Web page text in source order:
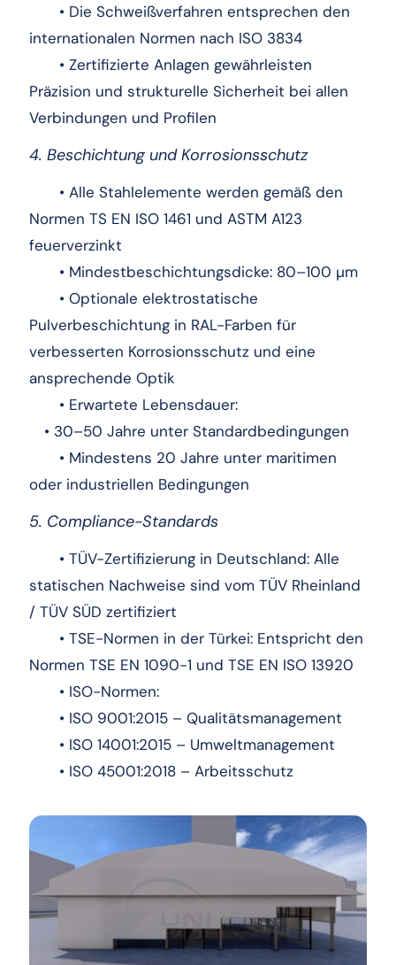
• Die Schweißverfahren entsprechen den
internationalen Normen nach ISO 3834
• Zertifizierte Anlagen gewährleisten
Präzision und strukturelle Sicherheit bei allen
Verbindungen und Profilen
4. Beschichtung und Korrosionsschutz
• Alle Stahlelemente werden gemäß den
Normen TS EN ISO 1461 und ASTM A123
feuerverzinkt
• Mindestbeschichtungsdicke: 80–100 µm
• Optionale elektrostatische
Pulverbeschichtung in RAL-Farben für
verbesserten Korrosionsschutz und eine
ansprechende Optik
• Erwartete Lebensdauer:
• 30–50 Jahre unter Standardbedingungen
• Mindestens 20 Jahre unter maritimen
oder industriellen Bedingungen
5. Compliance-Standards
• TÜV-Zertifizierung in Deutschland: Alle
statischen Nachweise sind vom TÜV Rheinland
/ TÜV SÜD zertifiziert
• TSE-Normen in der Türkei: Entspricht den
Normen TSE EN 1090-1 und TSE EN ISO 13920
• ISO-Normen:
• ISO 9001:2015 – Qualitätsmanagement
• ISO 14001:2015 – Umweltmanagement
• ISO 45001:2018 – Arbeitsschutz